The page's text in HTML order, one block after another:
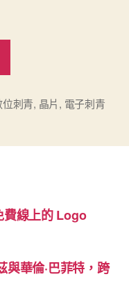
位
青?”
位刺青, 晶片, 電子刺青
線上的 Logo
與華倫·巴菲特，跨